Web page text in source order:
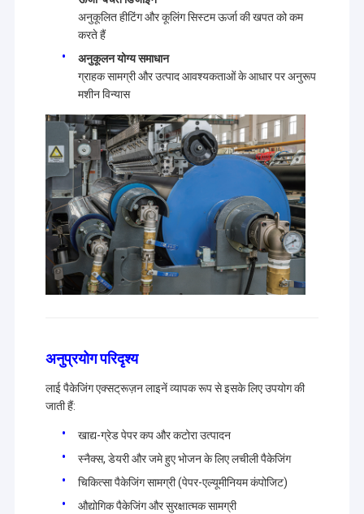
एक्सट्रूज़न कोटिंग मशीन
डबल पक्षीय Laminating मशीन
टुकड़े टुकड़े मशीन पार्ट्स
पिघल उड़ा कपड़ा मशीन
अनुकूलित हीटिंग और कूलिंग सिस्टम ऊर्जा की खपत को कम
करते हैं
अनुकूलन योग्य समाधान
ग्राहक सामग्री और उत्पाद आवश्यकताओं के आधार पर अनुरूप
मशीन विन्यास
अनुप्रयोग परिदृश्य
लाई पैकेजिंग एक्सट्रूज़न लाइनें व्यापक रूप से इसके लिए उपयोग की
जाती हैं:
खाद्य-ग्रेड पेपर कप और कटोरा उत्पादन
स्नैक्स, डेयरी और जमे हुए भोजन के लिए लचीली पैकेजिंग
चिकित्सा पैकेजिंग सामग्री (पेपर-एल्यूमीनियम कंपोजिट)
औद्योगिक पैकेजिंग और सुरक्षात्मक सामग्री